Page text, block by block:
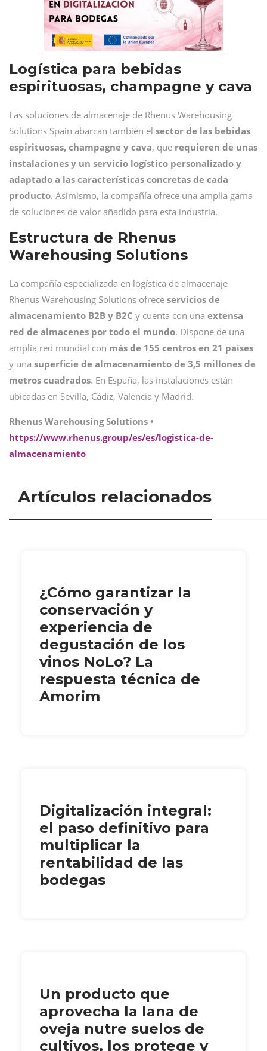
Logística para bebidas
espirituosas, champagne y cava
Las soluciones de almacenaje de Rhenus Warehousing
Solutions Spain abarcan también el sector de las bebidas
espirituosas, champagne y cava, que requieren de unas
instalaciones y un servicio logístico personalizado y
adaptado a las características concretas de cada
producto. Asimismo, la compañía ofrece una amplia gama
de soluciones de valor añadido para esta industria.
Estructura de Rhenus
Warehousing Solutions
La compañía especializada en logística de almacenaje
Rhenus Warehousing Solutions ofrece servicios de
almacenamiento B2B y B2C y cuenta con una extensa
red de almacenes por todo el mundo. Dispone de una
amplia red mundial con más de 155 centros en 21 países
y una superficie de almacenamiento de 3,5 millones de
metros cuadrados. En España, las instalaciones están
ubicadas en Sevilla, Cádiz, Valencia y Madrid.
Rhenus Warehousing Solutions •
https://www.rhenus.group/es/es/logistica-de-
almacenamiento
Artículos relacionados
¿Cómo garantizar la
conservación y
experiencia de
degustación de los
vinos NoLo? La
respuesta técnica de
Amorim
Digitalización integral:
el paso definitivo para
multiplicar la
rentabilidad de las
bodegas
Un producto que
aprovecha la lana de
oveja nutre suelos de
cultivos, los protege y